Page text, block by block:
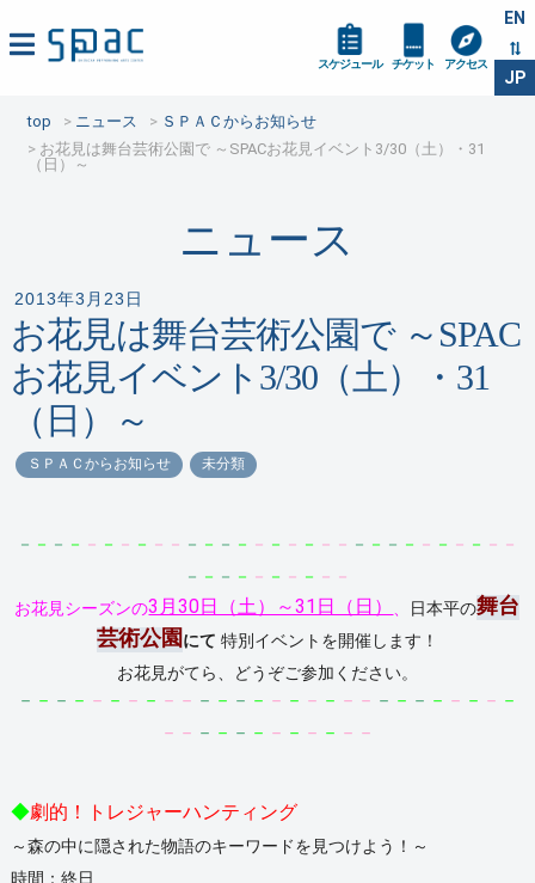
EN
JP
スケジュール チケット アクセス
top ニュース
ＳＰＡＣからお知らせ
お花見は舞台芸術公園で ～SPACお花見イベント3/30（土）・31
（日）～
ニュース
2013年3月23日
お花見は舞台芸術公園で ～SPAC
お花見イベント3/30（土）・31
（日）～
ＳＰＡＣからお知らせ 未分類
－ － － － － － － － －－ － － － － － － － － －－ － － － － － － － － －－
－ － － － － － － － －－
お花見シーズンの3月30日（土）～31日（日） 、 日本平の舞台
芸術公園にて 特別イベントを開催します！
お花見がてら、どうぞご参加ください。
－ － － － － － － － －－ － － － － － － － － －－ － － － － － － － －
－－ － － － － － － － － －－
◆劇的！トレジャーハンティング
～森の中に隠された物語のキーワードを見つけよう！～
時間：終日